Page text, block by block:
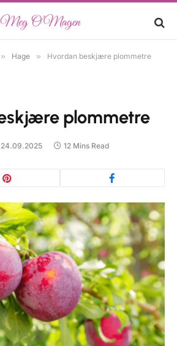
» Hage » Hvordan beskjære plommetre
plommetre
24.09.2025 12 Mins Read